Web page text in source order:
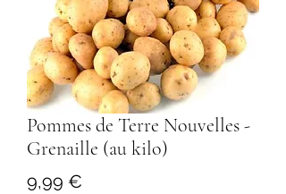
Pommes de Terre Nouvelles -
Grenaille (au kilo)
9,99 €